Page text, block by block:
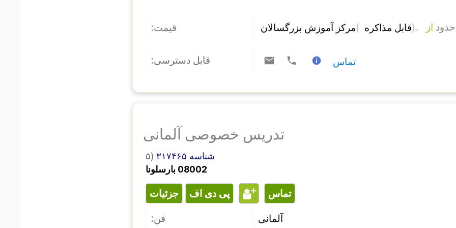
قیمت: مرکز آموزش بزرگسالان ( قابل مذاکره )، از حدود
قابل دسترسی: تماس
تدریس خصوصی آلمانی
۵)
شناسه ۳۱۷۴۶۵
08002 بارسلونا
جزئیات پی دی اف تماس
فن: آلمانی